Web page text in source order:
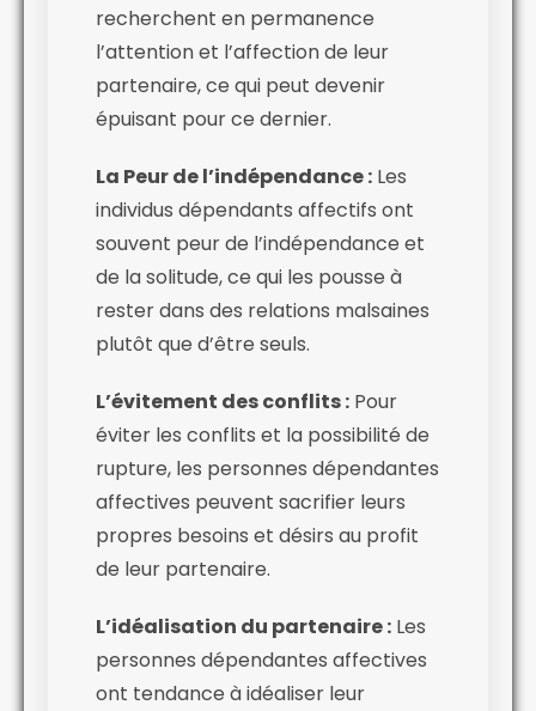
recherchent en permanence
l’attention et l’affection de leur
partenaire, ce qui peut devenir
épuisant pour ce dernier.
La Peur de l’indépendance : Les
individus dépendants affectifs ont
souvent peur de l’indépendance et
de la solitude, ce qui les pousse à
rester dans des relations malsaines
plutôt que d’être seuls.
L’évitement des conflits : Pour
éviter les conflits et la possibilité de
rupture, les personnes dépendantes
affectives peuvent sacrifier leurs
propres besoins et désirs au profit
de leur partenaire.
L’idéalisation du partenaire : Les
personnes dépendantes affectives
ont tendance à idéaliser leur